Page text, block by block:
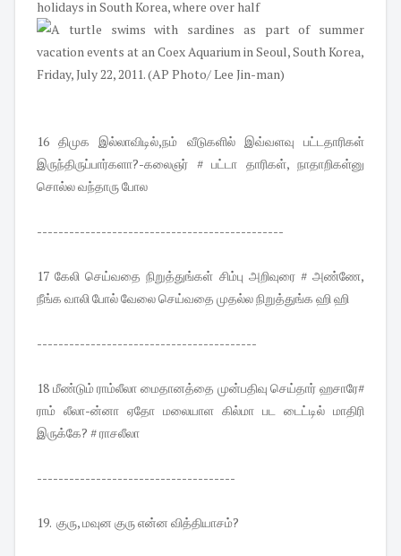
16 திமுக இல்லாவிடில்,நம் வீடுகளில் இவ்வளவு பட்டதாரிகள்
இருந்திருப்பார்களா?-கலைஞர் # பட்டா தாரிகள், நாதாறிகள்னு
சொல்ல வந்தாரு போல
----------------------------------------------
17 கேலி செய்வதை நிறுத்துங்கள் சிம்பு அறிவுரை # அண்ணே,
நீங்க வாலி போல் வேலை செய்வதை முதல்ல நிறுத்துங்க ஹி ஹி
-----------------------------------------
18 மீண்டும் ராம்லீலா மைதானத்தை முன்பதிவு செய்தார் ஹசாரே#
ராம் லீலா-ன்னா ஏதோ மலையாள கில்மா பட டைட்டில் மாதிரி
இருக்கே? # ராசலீலா
-------------------------------------
19. குரு, மவுன குரு என்ன வித்தியாசம்?